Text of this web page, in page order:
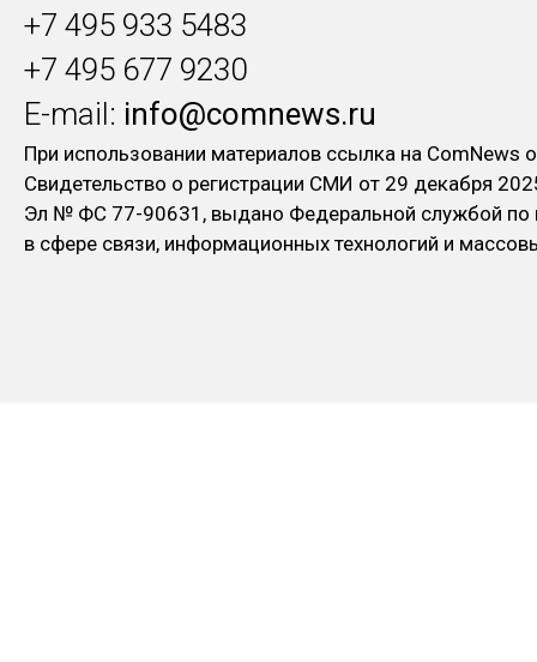
+7 495 933 5483
+7 495 677 9230
E-mail: info@comnews.ru
При использовании материалов ссылка на ComNews
Свидетельство о регистрации СМИ от 29 декабря
Эл № ФC 77-90631, выдано Федеральной службой по
в сфере связи, информационных технологий и